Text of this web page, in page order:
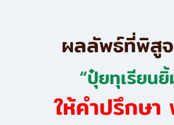
ผลลัพธ์ที่พิสู
“ปุ๋ยทุเรียนยิ้
ให้คำปรึกษา